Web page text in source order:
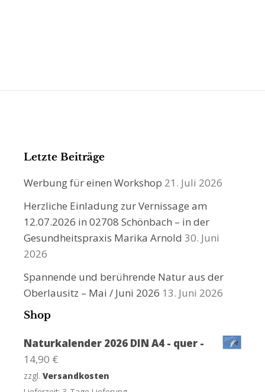
Letzte Beiträge
Werbung für einen Workshop 21. Juli 2026
Herzliche Einladung zur Vernissage am
12.07.2026 in 02708 Schönbach – in der
Gesundheitspraxis Marika Arnold 30. Juni
2026
Spannende und berührende Natur aus der
Oberlausitz – Mai / Juni 2026 13. Juni 2026
Shop
Naturkalender 2026 DIN A4 - quer -
14,90 €
zzgl. Versandkosten